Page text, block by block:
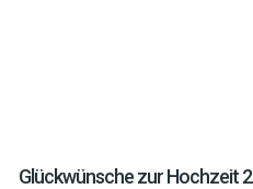
Glückwünsche zur Hochzeit 2